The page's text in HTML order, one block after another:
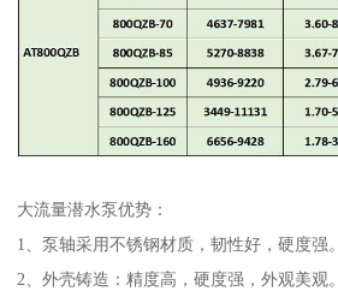
大流量潜水泵优势：
1、泵轴采用不锈钢材质，韧性好，硬度强。
2、外壳铸造：精度高，硬度强，外观美观。